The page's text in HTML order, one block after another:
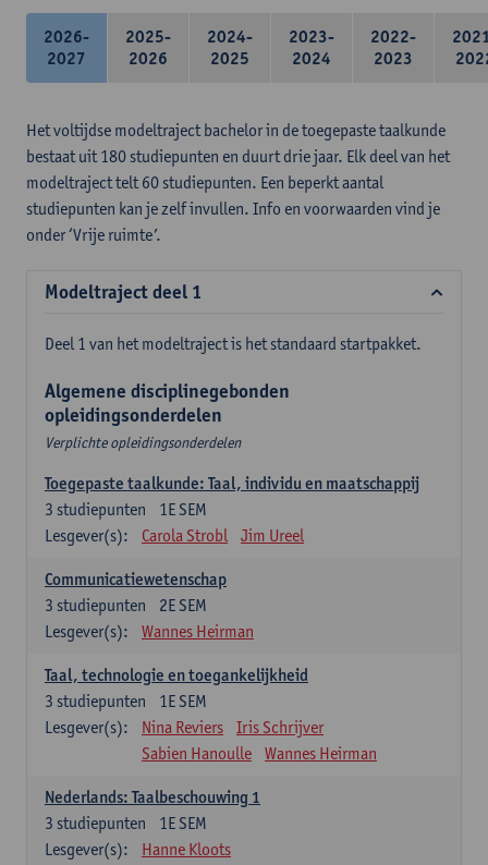
2026-
2027
2025-
2026
2024-
2025
2023-
2024
2022-
2023
Het voltijdse modeltraject bachelor in de toegepaste taalkunde
bestaat uit 180 studiepunten en duurt drie jaar. Elk deel van het
modeltraject telt 60 studiepunten. Een beperkt aantal
studiepunten kan je zelf invullen. Info en voorwaarden vind je
onder ‘Vrije ruimte’.
Modeltraject deel 1
Deel 1 van het modeltraject is het standaard startpakket.
Algemene disciplinegebonden
opleidingsonderdelen
Verplichte opleidingsonderdelen
Toegepaste taalkunde: Taal, individu en maatschappij
1E SEM
3 studiepunten
Lesgever(s):
Carola Strobl Jim Ureel
Communicatiewetenschap
2E SEM
3 studiepunten
Lesgever(s):
Wannes Heirman
Taal, technologie en toegankelijkheid
1E SEM
3 studiepunten
Lesgever(s):
Nina Reviers
Iris Schrijver
Sabien Hanoulle
Wannes Heirman
Nederlands: Taalbeschouwing 1
1E SEM
3 studiepunten
Lesgever(s):
Hanne Kloots